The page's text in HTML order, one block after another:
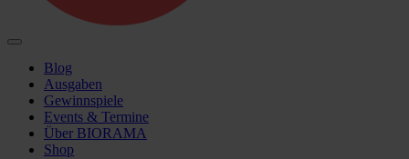
Blog
Ausgaben
Gewinnspiele
Events & Termine
Über BIORAMA
Shop